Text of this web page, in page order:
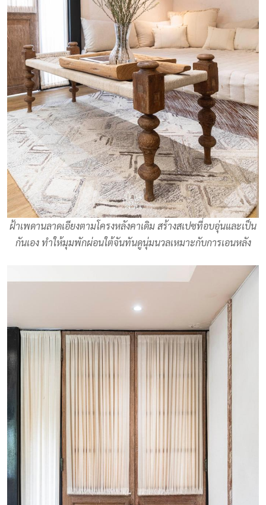
ฝ้าเพดานลาดเอียงตามโครงหลังคาเดิม สร้างสเปซที่อบอุ่นและเป็น
กันเอง ทำให้มุมพักผ่อนใต้จันทันดูนุ่มนวลเหมาะกับการเอนหลัง